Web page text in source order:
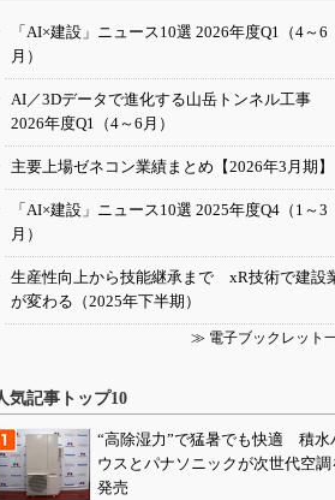
「AI×建設」ニュース10選 2026年度Q1（4～6
月）
AI／3Dデータで進化する山岳トンネル工事
2026年度Q1（4～6月）
主要上場ゼネコン業績まとめ【2026年3月期】
「AI×建設」ニュース10選 2025年度Q4（1～3
月）
生産性向上から技能継承まで xR技術で建設
が変わる（2025年下半期）
≫ 電子ブックレット
気記事トップ10
“高除湿力”で猛暑でも快適 積水
ウスとパナソニックが次世代空調
発売